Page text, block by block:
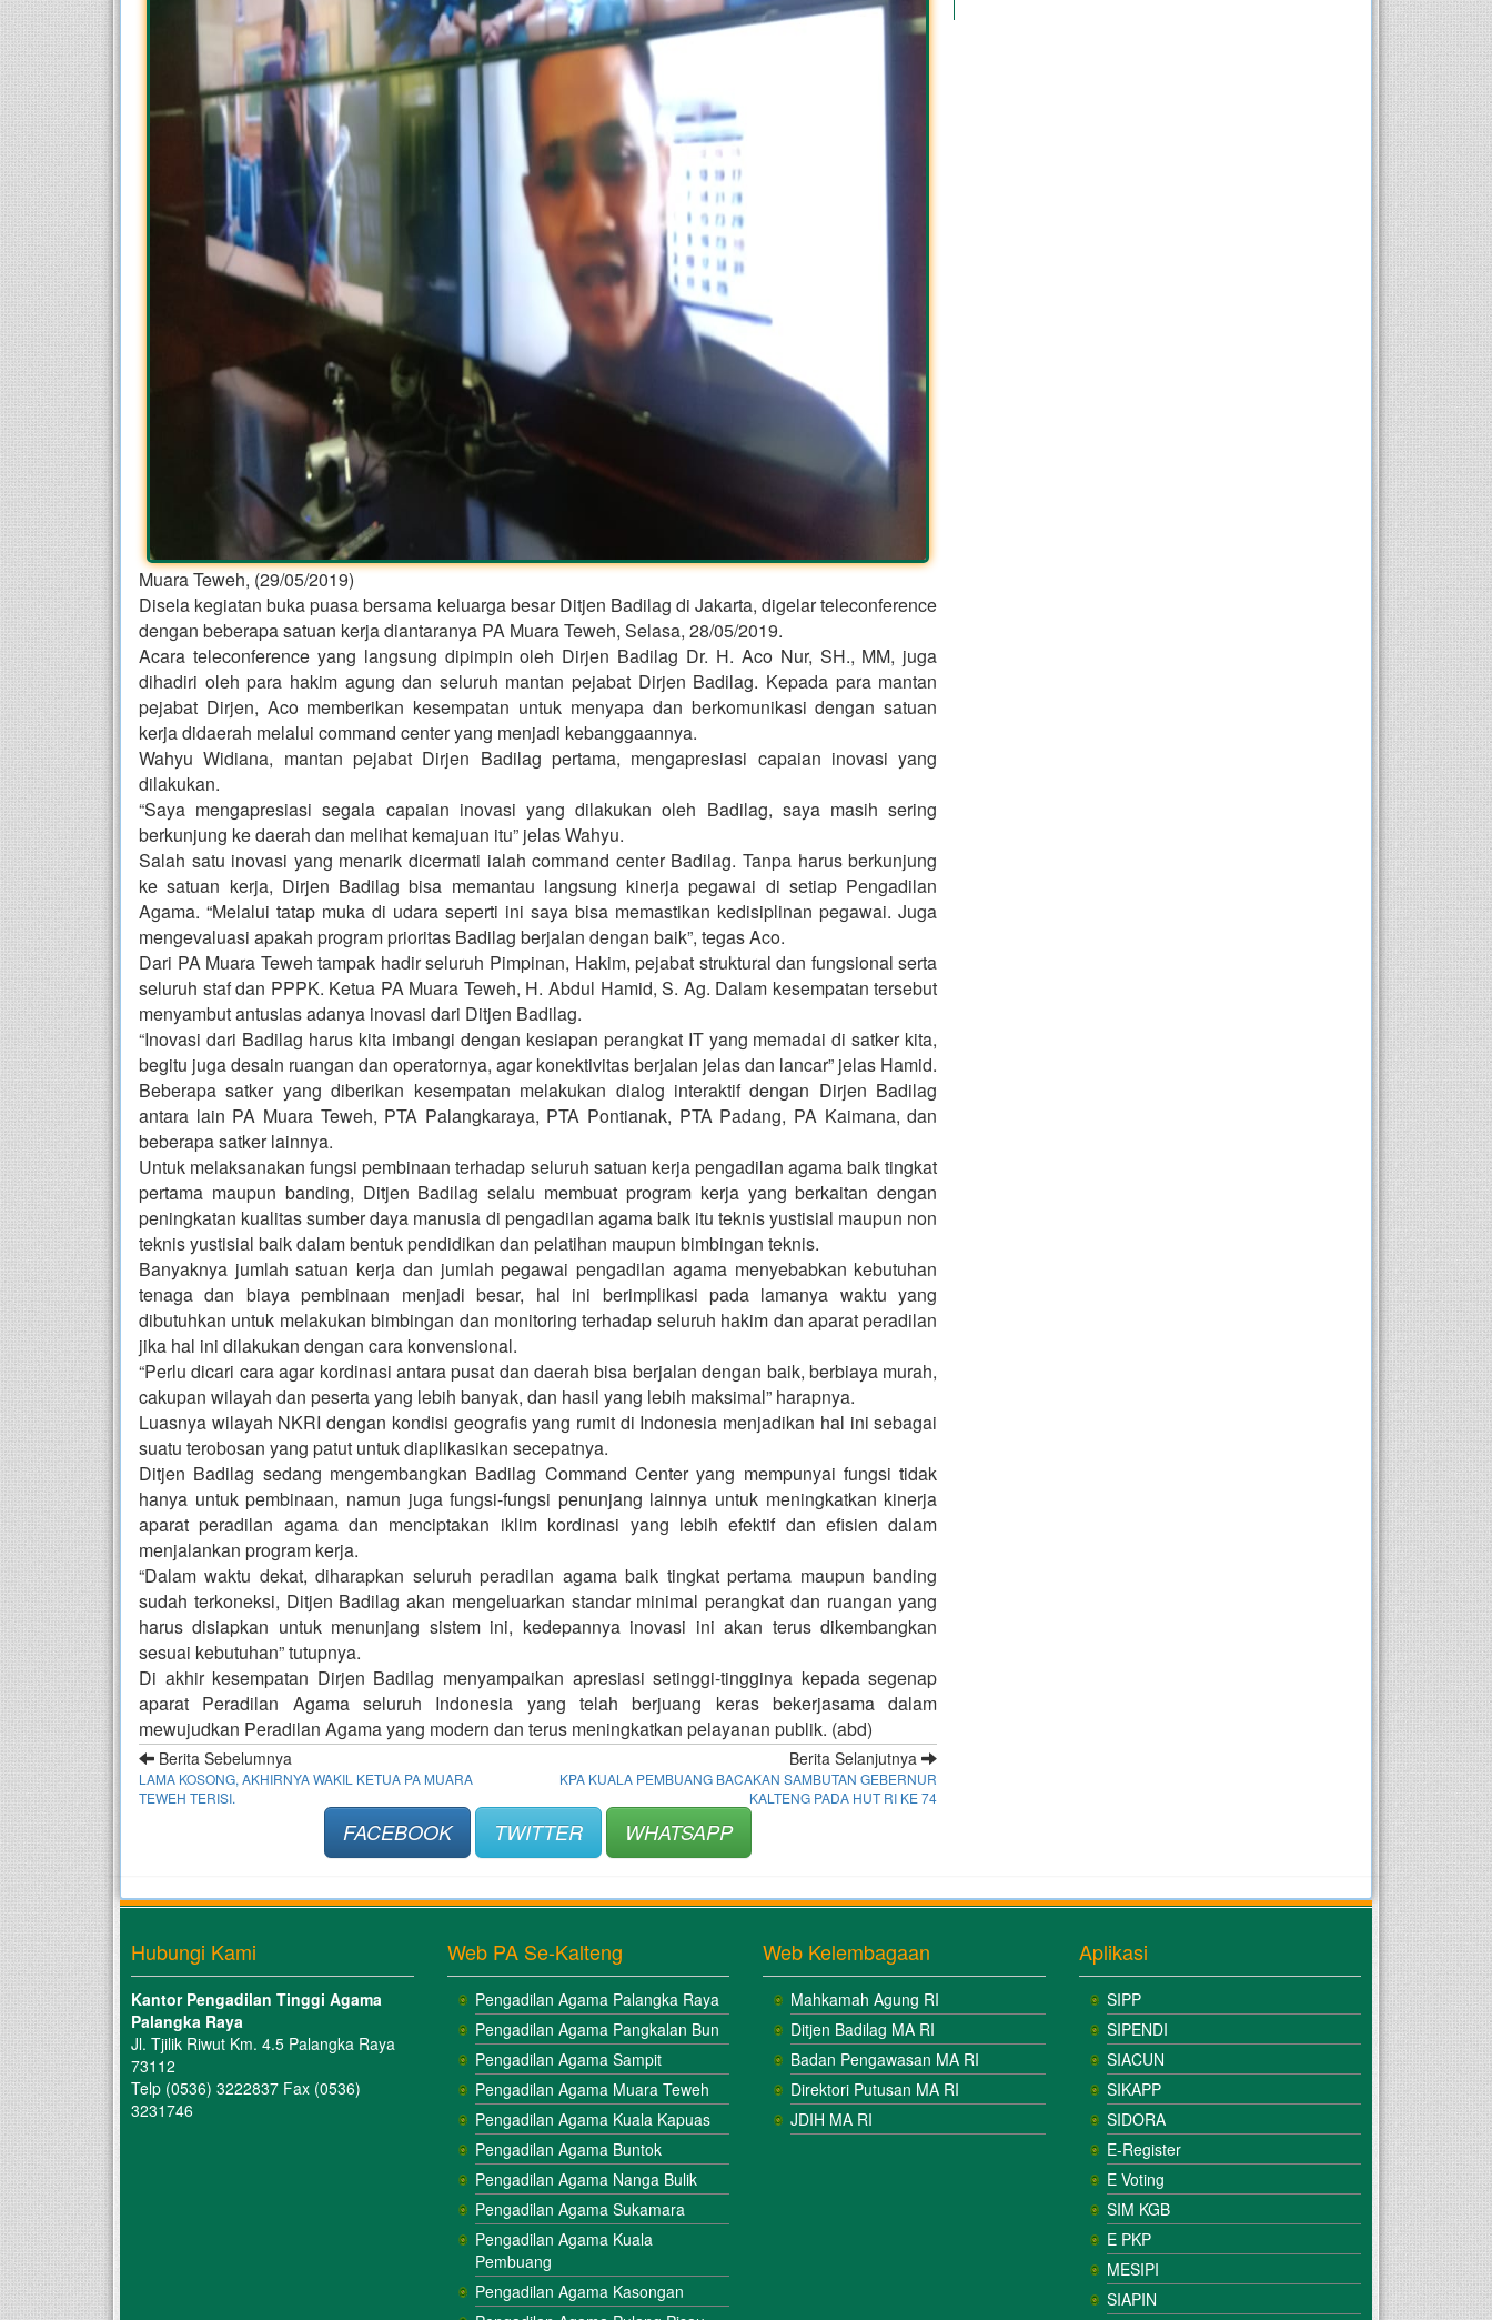
Muara Teweh, (29/05/2019)
Disela kegiatan buka puasa bersama keluarga besar Ditjen Badilag di Jakarta, digelar teleconference
dengan beberapa satuan kerja diantaranya PA Muara Teweh, Selasa, 28/05/2019.
Acara teleconference yang langsung dipimpin oleh Dirjen Badilag Dr. H. Aco Nur, SH., MM, juga
dihadiri oleh para hakim agung dan seluruh mantan pejabat Dirjen Badilag. Kepada para mantan
pejabat Dirjen, Aco memberikan kesempatan untuk menyapa dan berkomunikasi dengan satuan
kerja didaerah melalui command center yang menjadi kebanggaannya.
Wahyu Widiana, mantan pejabat Dirjen Badilag pertama, mengapresiasi capaian inovasi yang
dilakukan.
“Saya mengapresiasi segala capaian inovasi yang dilakukan oleh Badilag, saya masih sering
berkunjung ke daerah dan melihat kemajuan itu” jelas Wahyu.
Salah satu inovasi yang menarik dicermati ialah command center Badilag. Tanpa harus berkunjung
ke satuan kerja, Dirjen Badilag bisa memantau langsung kinerja pegawai di setiap Pengadilan
Agama. “Melalui tatap muka di udara seperti ini saya bisa memastikan kedisiplinan pegawai. Juga
mengevaluasi apakah program prioritas Badilag berjalan dengan baik”, tegas Aco.
Dari PA Muara Teweh tampak hadir seluruh Pimpinan, Hakim, pejabat struktural dan fungsional serta
seluruh staf dan PPPK. Ketua PA Muara Teweh, H. Abdul Hamid, S. Ag. Dalam kesempatan tersebut
menyambut antusias adanya inovasi dari Ditjen Badilag.
“Inovasi dari Badilag harus kita imbangi dengan kesiapan perangkat IT yang memadai di satker kita,
begitu juga desain ruangan dan operatornya, agar konektivitas berjalan jelas dan lancar” jelas Hamid.
Beberapa satker yang diberikan kesempatan melakukan dialog interaktif dengan Dirjen Badilag
antara lain PA Muara Teweh, PTA Palangkaraya, PTA Pontianak, PTA Padang, PA Kaimana, dan
beberapa satker lainnya.
Untuk melaksanakan fungsi pembinaan terhadap seluruh satuan kerja pengadilan agama baik tingkat
pertama maupun banding, Ditjen Badilag selalu membuat program kerja yang berkaitan dengan
peningkatan kualitas sumber daya manusia di pengadilan agama baik itu teknis yustisial maupun non
teknis yustisial baik dalam bentuk pendidikan dan pelatihan maupun bimbingan teknis.
Banyaknya jumlah satuan kerja dan jumlah pegawai pengadilan agama menyebabkan kebutuhan
tenaga dan biaya pembinaan menjadi besar, hal ini berimplikasi pada lamanya waktu yang
dibutuhkan untuk melakukan bimbingan dan monitoring terhadap seluruh hakim dan aparat peradilan
jika hal ini dilakukan dengan cara konvensional.
“Perlu dicari cara agar kordinasi antara pusat dan daerah bisa berjalan dengan baik, berbiaya murah,
cakupan wilayah dan peserta yang lebih banyak, dan hasil yang lebih maksimal” harapnya.
Luasnya wilayah NKRI dengan kondisi geografis yang rumit di Indonesia menjadikan hal ini sebagai
suatu terobosan yang patut untuk diaplikasikan secepatnya.
Ditjen Badilag sedang mengembangkan Badilag Command Center yang mempunyai fungsi tidak
hanya untuk pembinaan, namun juga fungsi-fungsi penunjang lainnya untuk meningkatkan kinerja
aparat peradilan agama dan menciptakan iklim kordinasi yang lebih efektif dan efisien dalam
menjalankan program kerja.
“Dalam waktu dekat, diharapkan seluruh peradilan agama baik tingkat pertama maupun banding
sudah terkoneksi, Ditjen Badilag akan mengeluarkan standar minimal perangkat dan ruangan yang
harus disiapkan untuk menunjang sistem ini, kedepannya inovasi ini akan terus dikembangkan
sesuai kebutuhan” tutupnya.
Di akhir kesempatan Dirjen Badilag menyampaikan apresiasi setinggi-tingginya kepada segenap
aparat Peradilan Agama seluruh Indonesia yang telah berjuang keras bekerjasama dalam
mewujudkan Peradilan Agama yang modern dan terus meningkatkan pelayanan publik. (abd)
Berita Sebelumnya
LAMA KOSONG, AKHIRNYA WAKIL KETUA PA MUARA
TEWEH TERISI.
Berita Selanjutnya
KPA KUALA PEMBUANG BACAKAN SAMBUTAN GEBERNUR
KALTENG PADA HUT RI KE 74
FACEBOOK TWITTER WHATSAPP
Hubungi Kami
Kantor Pengadilan Tinggi Agama
Palangka Raya
Jl. Tjilik Riwut Km. 4.5 Palangka Raya
73112
Telp (0536) 3222837 Fax (0536)
3231746
Web PA Se-Kalteng
Pengadilan Agama Palangka Raya
Pengadilan Agama Pangkalan Bun
Pengadilan Agama Sampit
Pengadilan Agama Muara Teweh
Pengadilan Agama Kuala Kapuas
Pengadilan Agama Buntok
Pengadilan Agama Nanga Bulik
Pengadilan Agama Sukamara
Pengadilan Agama Kuala
Pembuang
Pengadilan Agama Kasongan
Web Kelembagaan
Mahkamah Agung RI
Ditjen Badilag MA RI
Badan Pengawasan MA RI
Direktori Putusan MA RI
JDIH MA RI
Aplikasi
SIPP
SIPENDI
SIACUN
SIKAPP
SIDORA
E-Register
E Voting
SIM KGB
E PKP
MESIPI
SIAPIN